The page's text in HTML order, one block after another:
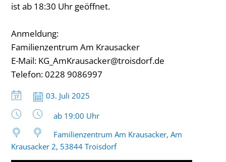
ist ab 18:30 Uhr geöffnet.
Anmeldung:
Familienzentrum Am Krausacker
E-Mail: KG_AmKrausacker@troisdorf.de
Telefon: 0228 9086997
Datum:
03. Juli 2025
Uhrzeit:
ab 19:00 Uhr
Familienzentrum Am Krausacker, Am
Krausacker 2, 53844 Troisdorf